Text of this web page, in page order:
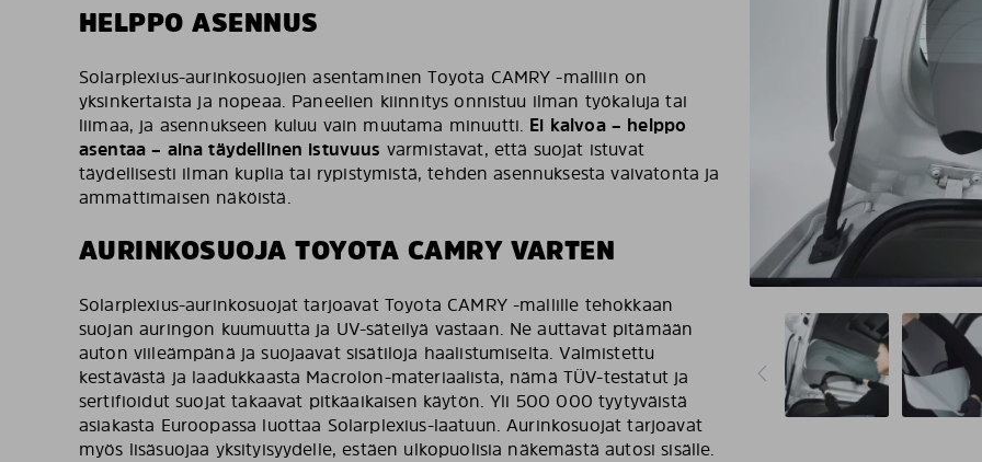
HELPPO ASENNUS
Solarplexius-aurinkosuojien asentaminen Toyota CAMRY -malliin on
yksinkertaista ja nopeaa. Paneelien kiinnitys onnistuu ilman työkaluja tai
liimaa, ja asennukseen kuluu vain muutama minuutti. Ei kalvoa – helppo
asentaa – aina täydellinen istuvuus varmistavat, että suojat istuvat
täydellisesti ilman kuplia tai rypistymistä, tehden asennuksesta vaivatonta ja
ammattimaisen näköistä.
AURINKOSUOJA TOYOTA CAMRY VARTEN
Solarplexius-aurinkosuojat tarjoavat Toyota CAMRY -mallille tehokkaan
suojan auringon kuumuutta ja UV-säteilyä vastaan. Ne auttavat pitämään
auton viileämpänä ja suojaavat sisätiloja haalistumiselta. Valmistettu
kestävästä ja laadukkaasta Macrolon-materiaalista, nämä TÜV-testatut ja
sertifioidut suojat takaavat pitkäaikaisen käytön. Yli 500 000 tyytyväistä
asiakasta Euroopassa luottaa Solarplexius-laatuun. Aurinkosuojat tarjoavat
myös lisäsuojaa yksityisyydelle, estäen ulkopuolisia näkemästä autosi sisälle.